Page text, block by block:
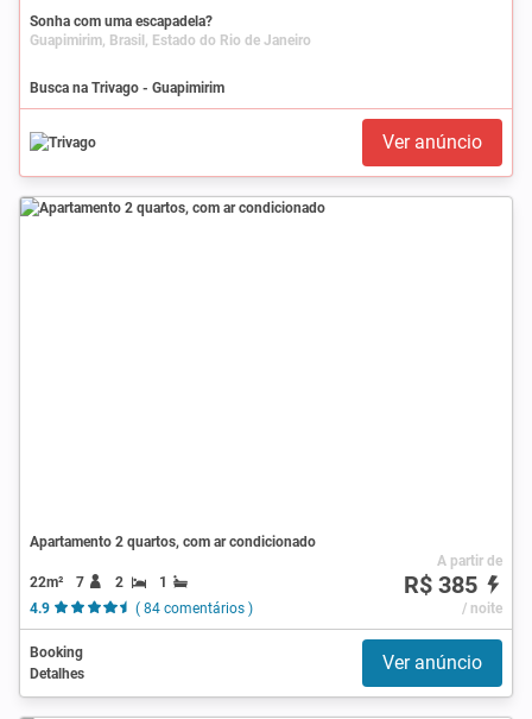
Sonha com uma escapadela?
Guapimirim, Brasil, Estado do Rio de Janeiro
Busca na Trivago - Guapimirim
Ver anúncio
Apartamento 2 quartos, com ar condicionado
22m² 7 2
1
4.9
( 84 comentários )
A partir de
R$ 385
/ noite
Booking
Detalhes
Ver anúncio